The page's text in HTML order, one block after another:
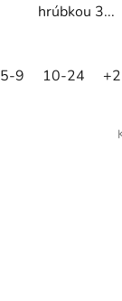
hrúbkou 3...
5-9 10-24